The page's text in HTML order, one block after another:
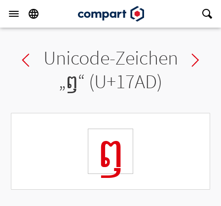
Previous char
Unicode-Zeichen
„ឭ“ (U+17AD)
ឭ